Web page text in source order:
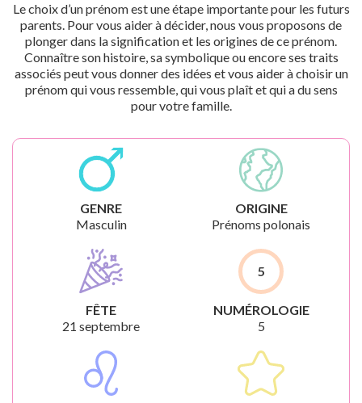
Le choix d’un prénom est une étape importante pour les futurs
parents. Pour vous aider à décider, nous vous proposons de
plonger dans la signification et les origines de ce prénom.
Connaître son histoire, sa symbolique ou encore ses traits
associés peut vous donner des idées et vous aider à choisir un
prénom qui vous ressemble, qui vous plaît et qui a du sens
pour votre famille.
GENRE
Masculin
ORIGINE
Prénoms polonais
FÊTE
21 septembre
5
NUMÉROLOGIE
5